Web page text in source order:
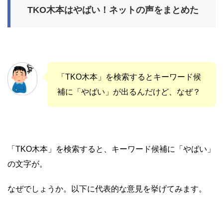
TKO木本はやばい！ネットの声をまとめた
「TKO木本」を検索するとキーワード候
補に「やばい」が出るんだけど、なぜ？
「TKO木本」を検索すると、キーワード候補に「やばい」
の文字が。
なぜでしょうか。以下に代表的な意見を挙げてみます。